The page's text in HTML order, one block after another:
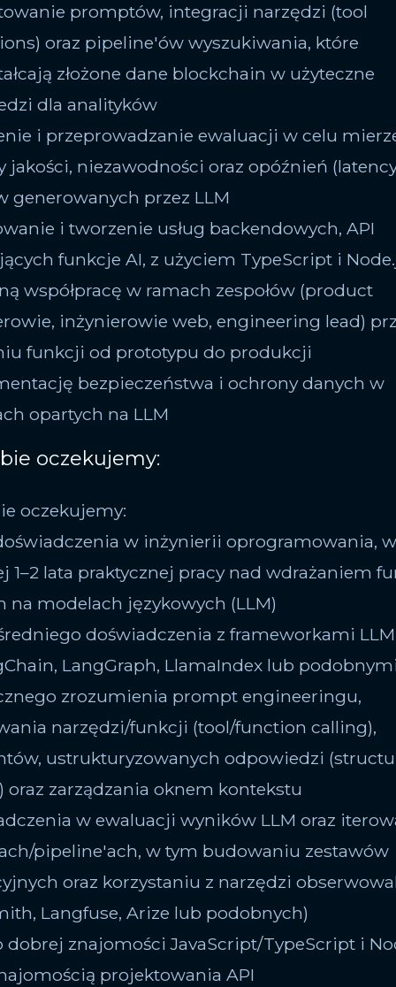
promptów, integracji narzędzi (tool
oraz pipeline'ów wyszukiwania, które
złożone dane blockchain w użyteczne
dla analityków
i przeprowadzanie ewaluacji w celu
jakości, niezawodności oraz opóźnień
generowanych przez LLM
i tworzenie usług backendowych, API
funkcje AI, z użyciem TypeScript i
współpracę w ramach zespołów (product
inżynierowie web, engineering lead)
funkcji od prototypu do produkcji
bezpieczeństwa i ochrony danych w
opartych na LLM
oczekujemy:
oczekujemy:
w inżynierii oprogramowania,
1–2 lata praktycznej pracy nad wdrażaniem
na modelach językowych (LLM)
doświadczenia z frameworkami
LangGraph, LlamaIndex lub
zrozumienia prompt engineeringu,
narzędzi/funkcji (tool/function calling),
ustrukturyzowanych odpowiedzi
oraz zarządzania oknem kontekstu
w ewaluacji wyników LLM oraz
pipeline'ach, w tym budowaniu zestawów
oraz korzystaniu z narzędzi
Langfuse, Arize lub podobnych)
dobrej znajomości JavaScript/TypeScript i
projektowania API